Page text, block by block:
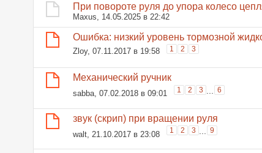
При повороте руля до упора колесо
Maxus , 14.05.2025 в 22:42
Ошибка: низкий уровень тормозной
Zloy, 07.11.2017 в 19:58 1 2 3
Механический ручник
sabba, 07.02.2018 в 09:01 1 2 3 6
звук (скрип) при вращении руля
walt, 21.10.2017 в 23:08 1 2 3 ... 9